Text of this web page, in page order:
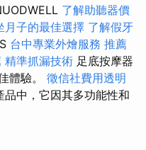
了解助聽器價
月子的最佳選擇 了解假牙
台中專業外燴服務 推薦
精準抓漏技術 足底按摩器
體驗。 徵信社費用透明
品中，它因其多功能性和